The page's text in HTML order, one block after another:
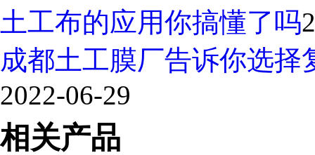
土工布的应用你搞懂了吗
成都土工膜厂告诉你选
2022-06-29
相关产品